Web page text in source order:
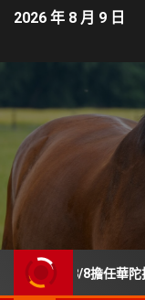
2026 年 8 月 9 日
8/8擔任華陀扶元堂一日